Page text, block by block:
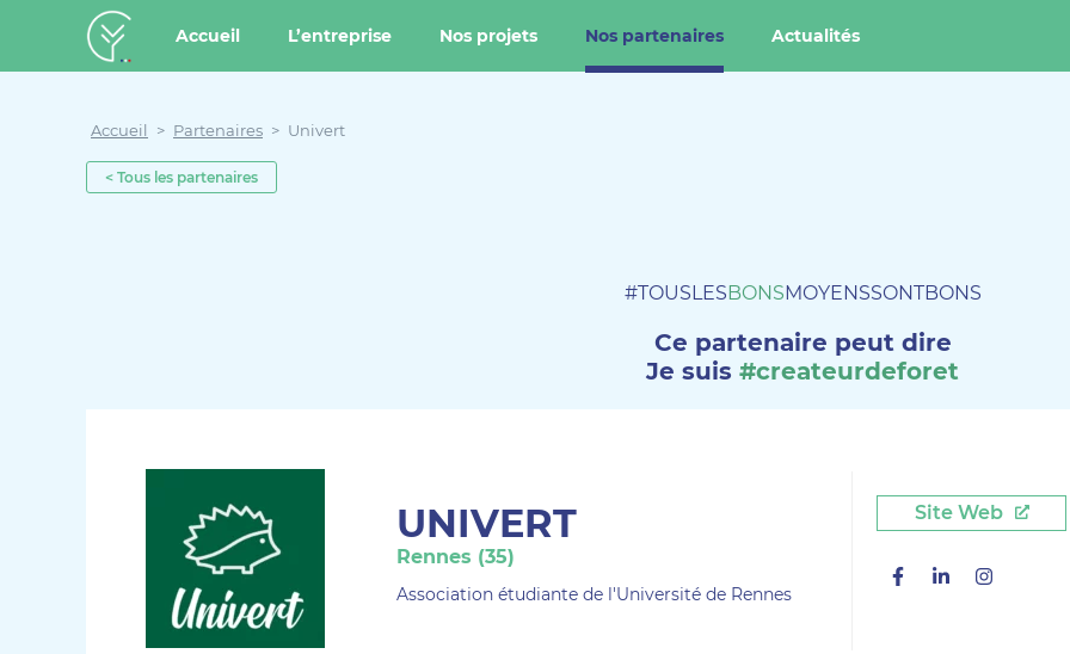
Créateur de forêt
Accueil L’entreprise Nos projets Nos partenaires Actualités
Accueil > Partenaires > Univert
< Tous les partenaires
#TOUSLESBONSMOYENSSONTBONS
Ce partenaire peut dire
Je suis #createurdeforet
UNIVERT
Rennes (35)
Association étudiante de l'Université de Rennes
Site Web
FacebookLinkedin